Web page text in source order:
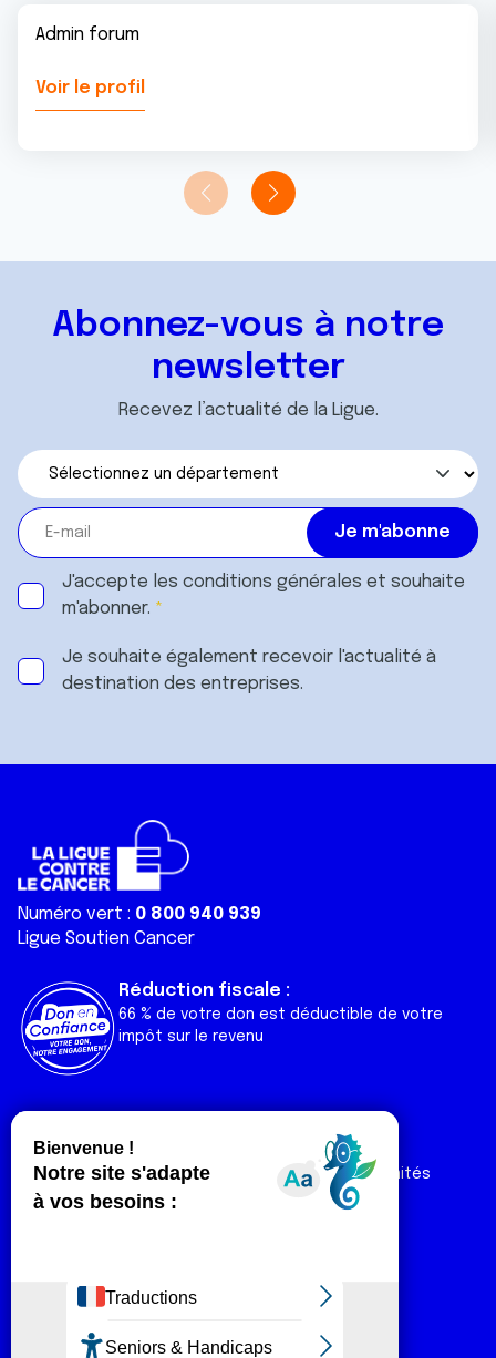
Admin forum
Voir le profil
Abonnez-vous à notre
newsletter
Recevez l’actualité de la Ligue.
J'accepte les conditions générales et souhaite
m'abonner.
Je souhaite également recevoir l'actualité à
destination des entreprises.
Numéro vert : 0 800 940 939
Ligue Soutien Cancer
Réduction fiscale :
66 % de votre don est déductible de votre
impôt sur le revenu
Liens utiles
Nos actualités
Nos publications
Contact
Espace Ligue & comités
Espace chercheur